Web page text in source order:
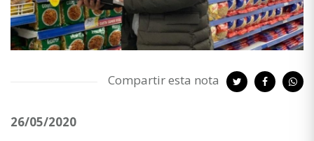
Compartir esta nota
26/05/2020